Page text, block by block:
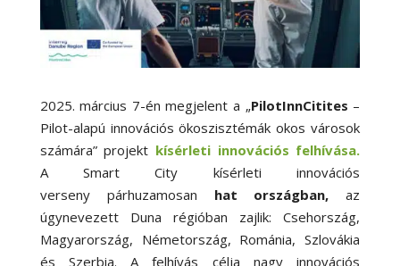
2025. március 7-én megjelent a „PilotInnCitites –
Pilot-alapú innovációs ökoszisztémák okos városok
számára” projekt kísérleti innovációs felhívása.
A Smart City kísérleti innovációs
verseny párhuzamosan hat országban, az
úgynevezett Duna régióban zajlik: Csehország,
Magyarország, Németország, Románia, Szlovákia
és Szerbia.
A felhívás célja nagy innovációs